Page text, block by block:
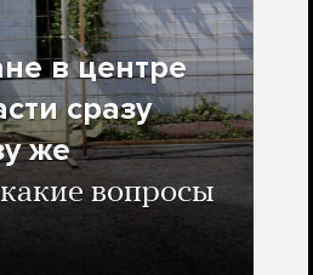
в центре
сразу
же
вопросы